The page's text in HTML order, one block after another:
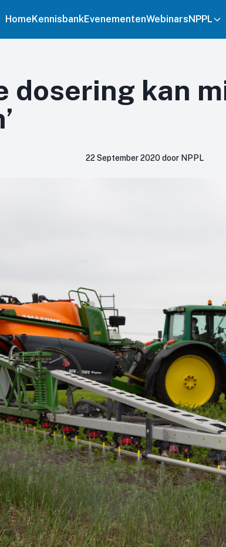
HomeKennisbankEvenementenWebinarsNPPL
dosering kan
22 September 2020 door NPPL